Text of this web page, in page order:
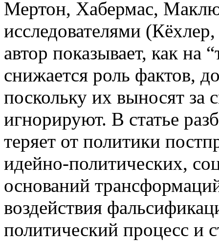
Мертон, Хабермас,
исследователями
автор показывает, как на
снижается роль фактов,
поскольку их выносят за
игнорируют. В статье
теряет от политики
идейно-политических,
оснований
воздействия
политический процесс и